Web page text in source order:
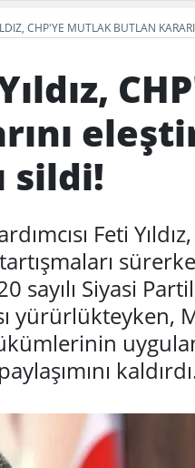
CHP'YE MUTLAK BUTLAN
sildi!
Feti
sayılı Siyasi
yürürlükteyken,